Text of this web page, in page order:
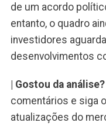
de um acordo
entanto, o quadro
investidores
desenvolvimentos
| Gostou da análise?
comentários e siga o
atualizações do